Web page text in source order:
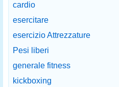
cardio
esercitare
esercizio Attrezzature
Pesi liberi
generale fitness
kickboxing